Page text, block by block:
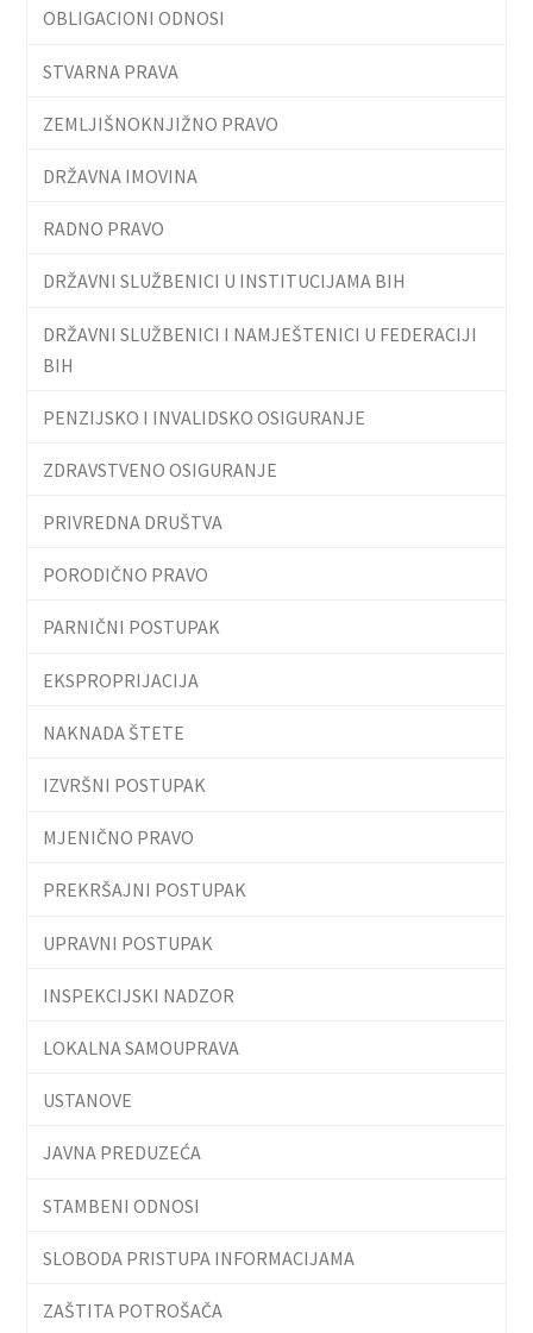
OBLIGACIONI ODNOSI
STVARNA PRAVA
ZEMLJIŠNOKNJIŽNO PRAVO
DRŽAVNA IMOVINA
RADNO PRAVO
DRŽAVNI SLUŽBENICI U INSTITUCIJAMA BIH
DRŽAVNI SLUŽBENICI I NAMJEŠTENICI U FEDERACIJI
BIH
PENZIJSKO I INVALIDSKO OSIGURANJE
ZDRAVSTVENO OSIGURANJE
PRIVREDNA DRUŠTVA
PORODIČNO PRAVO
PARNIČNI POSTUPAK
EKSPROPRIJACIJA
NAKNADA ŠTETE
IZVRŠNI POSTUPAK
MJENIČNO PRAVO
PREKRŠAJNI POSTUPAK
UPRAVNI POSTUPAK
INSPEKCIJSKI NADZOR
LOKALNA SAMOUPRAVA
USTANOVE
JAVNA PREDUZEĆA
STAMBENI ODNOSI
SLOBODA PRISTUPA INFORMACIJAMA
ZAŠTITA POTROŠAČA